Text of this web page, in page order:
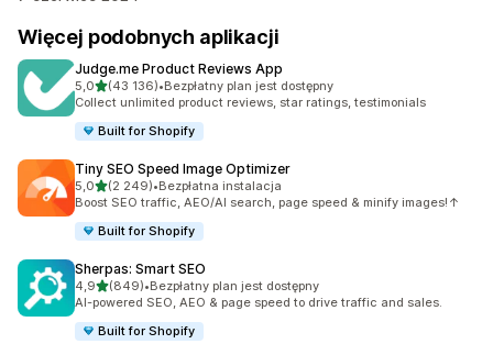
Więcej podobnych aplikacji
Judge.me Product Reviews App
5,0na 5 gwiazdek
(43 136)
Łączna liczba recenzji: 43136
•Bezpłatny plan jest dostępny
Collect unlimited product reviews, star ratings, testimonials
Built for Shopify
Tiny SEO Speed Image Optimizer
5,0na 5 gwiazdek
(2 249)
Łączna liczba recenzji: 2249
•Bezpłatna instalacja
Boost SEO traffic, AEO/AI search, page speed & minify images!↑
Built for Shopify
Sherpas: Smart SEO
4,9na 5 gwiazdek
(849)
Łączna liczba recenzji: 849
•Bezpłatny plan jest dostępny
AI-powered SEO, AEO & page speed to drive traffic and sales.
Built for Shopify